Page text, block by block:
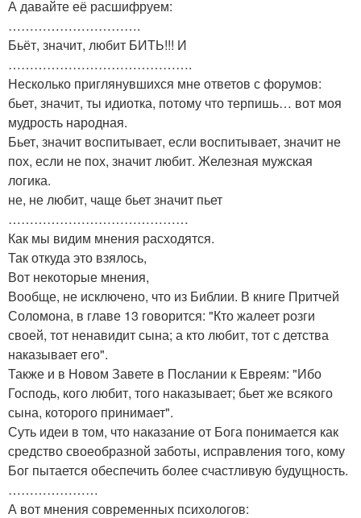
А давайте её расшифруем:
………………………….
Бьёт, значит, любит БИТЬ!!! И
…………………………………….
Несколько приглянувшихся мне ответов с форумов:
бьет, значит, ты идиотка, потому что терпишь… вот моя
мудрость народная.
Бьет, значит воспитывает, если воспитывает, значит не
пох, если не пох, значит любит. Железная мужская
логика.
не, не любит, чаще бьет значит пьет
……………………………………
Как мы видим мнения расходятся.
Так откуда это взялось,
Вот некоторые мнения,
Вообще, не исключено, что из Библии. В книге Притчей
Соломона, в главе 13 говорится: "Кто жалеет розги
своей, тот ненавидит сына; а кто любит, тот с детства
наказывает его".
Также и в Новом Завете в Послании к Евреям: "Ибо
Господь, кого любит, того наказывает; бьет же всякого
сына, которого принимает".
Суть идеи в том, что наказание от Бога понимается как
средство своеобразной заботы, исправления того, кому
Бог пытается обеспечить более счастливую будущность.
…………………
А вот мнения современных психологов: